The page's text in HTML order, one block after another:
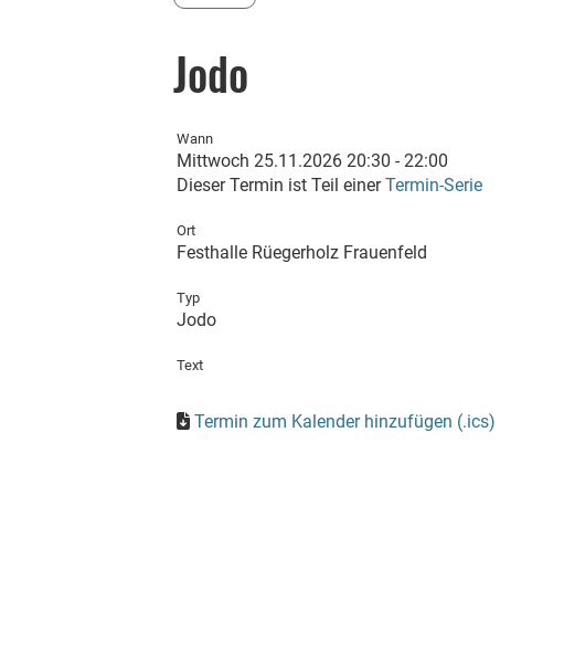
Jodo
Wann
Mittwoch 25.11.2026 20:30 - 22:00
Dieser Termin ist Teil einerTermin-Serie
Ort
Festhalle Rüegerholz Frauenfeld
Typ
Jodo
Text
Termin zum Kalender hinzufügen (.ics)